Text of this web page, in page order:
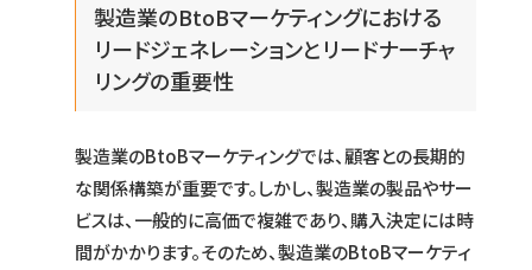
製造業のBtoBマーケティングにおける
リードジェネレーションとリードナーチャ
リングの重要性
製造業のBtoBマーケティングでは、顧客との長期的
な関係構築が重要です。しかし、製造業の製品やサー
ビスは、一般的に高価で複雑であり、購入決定には時
間がかかります。そのため、製造業のBtoBマーケティ